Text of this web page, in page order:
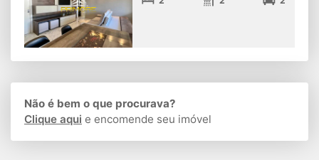
Não é bem o que procurava?
Clique aqui e encomende seu imóvel